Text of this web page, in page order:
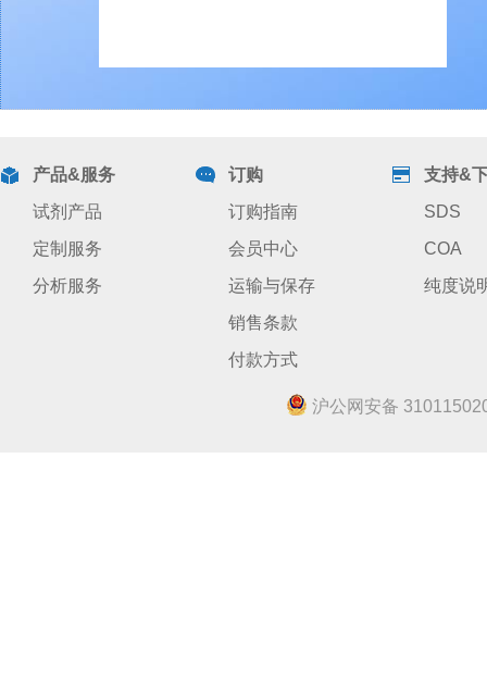
产品&服务
试剂产品
定制服务
分析服务
订购
订购指南
会员中心
运输与保存
销售条款
付款方式
支持&
SDS
COA
纯度说
沪公网安备